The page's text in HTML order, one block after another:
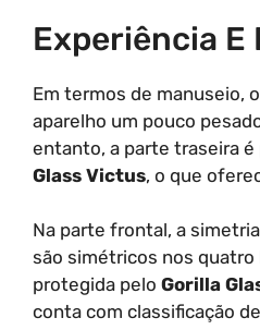
Experiência E
Em termos de manuseio,
aparelho um pouco
entanto, a parte traseira
Glass Victus, o que
Na parte frontal, a
são simétricos nos quatro
protegida pelo Gorilla
conta com classificação